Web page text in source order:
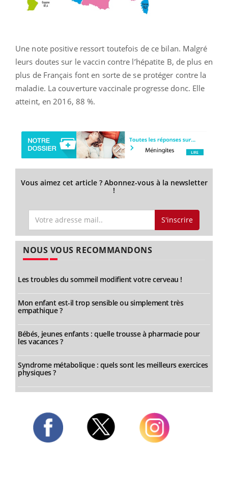
Une note positive ressort toutefois de ce bilan. Malgré
leurs doutes sur le vaccin contre l’hépatite B, de plus en
plus de Français font en sorte de se protéger contre la
maladie. La couverture vaccinale progresse donc. Elle
atteint, en 2016, 88 %.
Vous aimez cet article ? Abonnez-vous à la newsletter
!
S'inscrire
NOUS VOUS RECOMMANDONS
Les troubles du sommeil modifient votre cerveau !
Mon enfant est-il trop sensible ou simplement très
empathique ?
Bébés, jeunes enfants : quelle trousse à pharmacie pour
les vacances ?
Syndrome métabolique : quels sont les meilleurs exercices
physiques ?